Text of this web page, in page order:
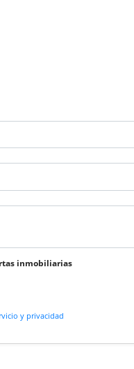
inmobiliarias
y privacidad